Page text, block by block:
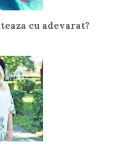
cu adevarat?